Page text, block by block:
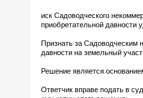
иск Садоводческого
приобретательной давности
Признать за Садоводческим
давности на земельный
Решение является
Ответчик вправе подать в